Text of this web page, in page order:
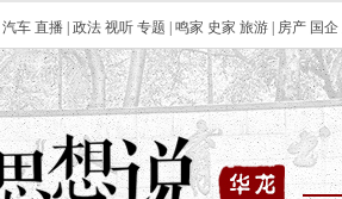
汽车 直播 政法 视听 专题 鸣家 史家 旅游 房产 国企